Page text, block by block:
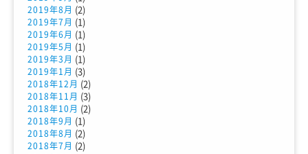
2019年8月 (2)
2019年7月 (1)
2019年6月 (1)
2019年5月 (1)
2019年3月 (1)
2019年1月 (3)
2018年12月 (2)
2018年11月 (3)
2018年10月 (2)
2018年9月 (1)
2018年8月 (2)
2018年7月 (2)